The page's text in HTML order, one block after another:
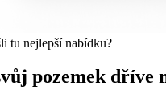
tu nejlepší nabídku?
pozemek dříve